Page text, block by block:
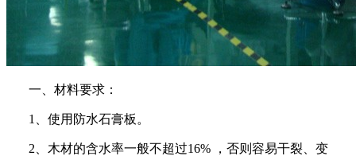
一、材料要求：
1、使用防水石膏板。
2、木材的含水率一般不超过16% ，否则容易干裂、变